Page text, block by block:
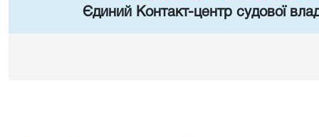
Єдиний Контакт-центр судової